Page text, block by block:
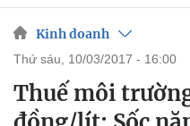
Kinh doanh
thứ sáu, 10/03/2017 - 16:00
Thuế môi